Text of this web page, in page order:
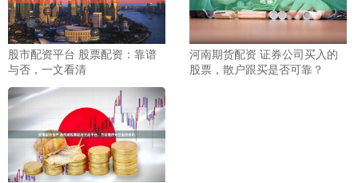
股市配资平台 股票配资：靠谱
与否，一文看清
河南期货配资 证券公司买入的
股票，散户跟买是否可靠？